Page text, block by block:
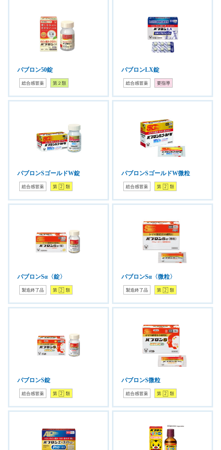
パブロン50錠
総合感冒薬 第２類
パブロンLX錠
総合感冒薬 要指導
パブロンSゴールドW錠
総合感冒薬 第 2 類
パブロンSゴールドW微粒
総合感冒薬 第 2 類
パブロンSα〈錠〉
製造終了品 第 2 類
パブロンSα〈微粒〉
製造終了品 第 2 類
パブロンS錠
総合感冒薬 第 2 類
パブロンS微粒
総合感冒薬 第 2 類